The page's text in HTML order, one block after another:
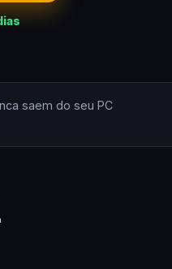
saem do seu PC